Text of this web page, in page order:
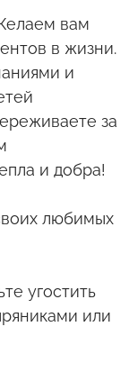
вам
в жизни.
и
за
и добра!
любимых
угостить
или